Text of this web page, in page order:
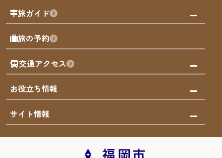
福岡を楽しむ
福岡のアート
福岡のナイトタイム
福岡の歴史・文化
サステナブルツーリズム
福岡検定
よかなび音声ガイド
観る・遊ぶ
屋台
買う
体験
泊まる
旅ガイド
モデルコース
AIおまかせコース
オリジナルプラン
みんなの旅行記
旅の予約
交通アクセス
市内交通ガイド
お得なチケット
お役立ち情報
お知らせ
災害情報
サイト情報
まち歩き・体験プログラム掲載申込